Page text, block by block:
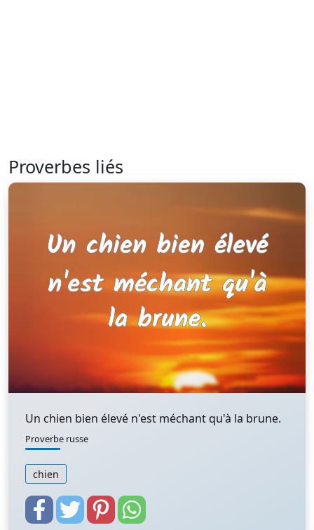
Proverbes liés
Un chien bien élevé n'est méchant qu'à la brune.
Proverbe russe
chien